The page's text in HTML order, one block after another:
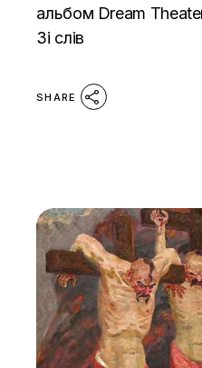
альбом Dream
Зі слів
SHARE